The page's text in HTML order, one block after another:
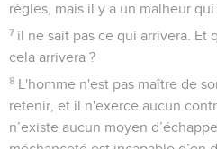
règles, mais il y a un malheur
7 il ne sait pas ce qui arrivera. Et
cela arrivera ?
8 L'homme n'est pas maître de
retenir, et il n'exerce aucun
n’existe aucun moyen